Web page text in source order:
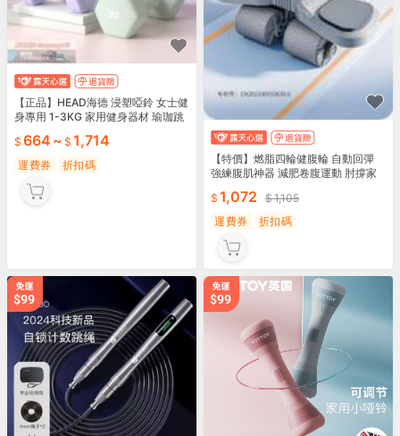
【正品】HEAD海德 浸塑啞鈴 女士健
身專用 1-3KG 家用健身器材 瑜珈跳
塑造664 ~ 1,714
運費券 折扣碼
【特價】燃脂四輪健腹輪 自動回彈
強練腹肌神器 減肥卷腹運動 肘撐家
1,072
1,105
運費券
折扣碼